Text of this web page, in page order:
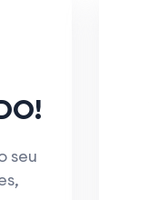
seu